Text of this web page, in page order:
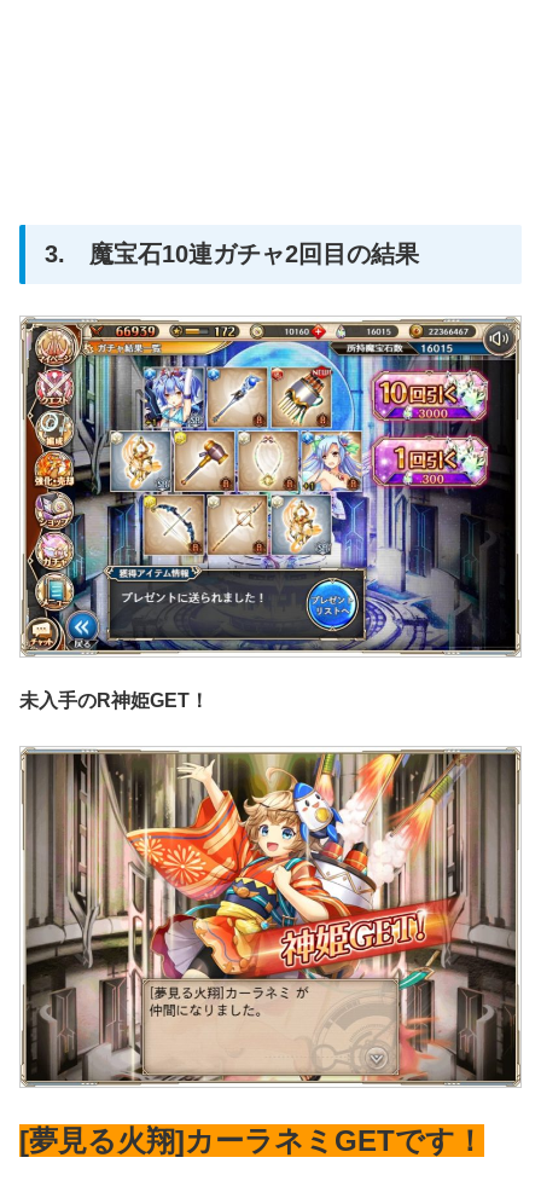
3. 魔宝石10連ガチャ2回目の結果
未入手のR神姫GET！
[夢見る火翔]カーラネミGETです！